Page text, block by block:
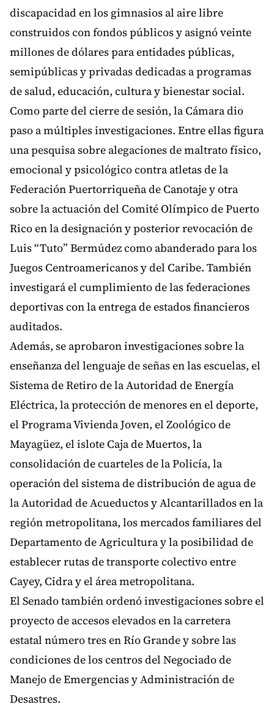
discapacidad en los gimnasios al aire libre
construidos con fondos públicos y asignó veinte
millones de dólares para entidades públicas,
semipúblicas y privadas dedicadas a programas
de salud, educación, cultura y bienestar social.
Como parte del cierre de sesión, la Cámara dio
paso a múltiples investigaciones. Entre ellas figura
una pesquisa sobre alegaciones de maltrato físico,
emocional y psicológico contra atletas de la
Federación Puertorriqueña de Canotaje y otra
sobre la actuación del Comité Olímpico de Puerto
Rico en la designación y posterior revocación de
Luis “Tuto” Bermúdez como abanderado para los
Juegos Centroamericanos y del Caribe. También
investigará el cumplimiento de las federaciones
deportivas con la entrega de estados financieros
auditados.
Además, se aprobaron investigaciones sobre la
enseñanza del lenguaje de señas en las escuelas, el
Sistema de Retiro de la Autoridad de Energía
Eléctrica, la protección de menores en el deporte,
el Programa Vivienda Joven, el Zoológico de
Mayagüez, el islote Caja de Muertos, la
consolidación de cuarteles de la Policía, la
operación del sistema de distribución de agua de
la Autoridad de Acueductos y Alcantarillados en la
región metropolitana, los mercados familiares del
Departamento de Agricultura y la posibilidad de
establecer rutas de transporte colectivo entre
Cayey, Cidra y el área metropolitana.
El Senado también ordenó investigaciones sobre el
proyecto de accesos elevados en la carretera
estatal número tres en Río Grande y sobre las
condiciones de los centros del Negociado de
Manejo de Emergencias y Administración de
Desastres.